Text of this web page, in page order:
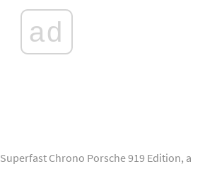
ad
Chrono Porsche 919 Edition, а